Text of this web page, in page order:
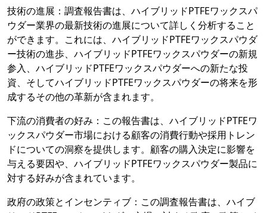
技術の進展：調査報告書は、ハイブリッドPTFEワックスパ
ウダー業界の最新技術の進展について詳しく分析すること
ができます。これには、ハイブリッドPTFEワックスパウダ
ー技術の進歩、ハイブリッドPTFEワックスパウダーの新規
参入、ハイブリッドPTFEワックスパウダーへの新たな投
資、そしてハイブリッドPTFEワックスパウダーの将来を形
成するその他の革新が含まれます。
下流の消費者の好み：この報告書は、ハイブリッドPTFEワ
ックスパウダー市場における顧客の消費行動や採用トレン
ドについての洞察を提供します。顧客の購入決定に影響を
与える要因や、ハイブリッドPTFEワックスパウダー製品に
対する好みが含まれています。
政府の政策とインセンティブ：この調査報告書は、ハイブ